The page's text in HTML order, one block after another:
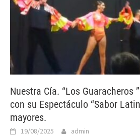
Nuestra Cía. “Los Guaracheros
con su Espectáculo “Sabor
mayores.
19/08/2025 admin